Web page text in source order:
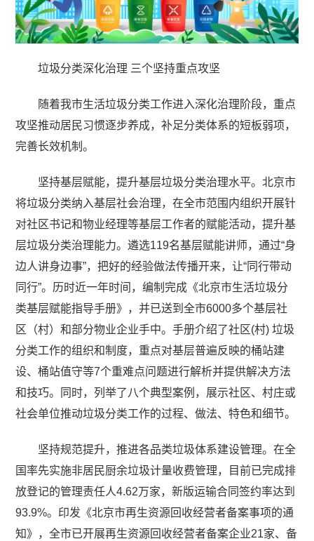
垃圾分类深化治理 三个坚持重点攻坚
随着我市生活垃圾分类工作进入深化治理阶段，重点
攻坚推动居民习惯逐步养成，补足分类体系的短板弱项，
完善长效机制。
坚持基层赋能，提升基层垃圾分类治理水平。北京市
将垃圾分类纳入基层社会治理，在全市范围内组织开展针
对社区书记和物业经理等基层工作者的赋能活动，提升基
层垃圾分类治理能力。遴选119名基层赋能讲师，通过“身
边人讲身边事”，把好的经验做法传播开来，让“同行带动
同行”。历时近一年时间，编制完成《北京市生活垃圾分
类基层赋能指导手册》，并已送到全市6000多个基层社
区（村）和部分物业企业手中。手册介绍了社区(村) 垃圾
分类工作的组织和制度，重点对基层普遍反映的桶站建
设、桶站值守等7个重难点问题进行解析并提供解决方法
和技巧。同时，列举了八个典型案例，展示社区、村庄或
社会单位推动垃圾分类工作的过程、做法、特色和细节。
坚持规范提升，推进各品类垃圾体系建设管理。在全
国率先实施非居民厨余垃圾计量收费管理，目前已完成排
放登记的管理责任人4.62万家，新版运输合同签约率达到
93.9%。印发《北京市再生资源回收经营者备案事项的通
知》，全市已开展再生资源回收经营者备案企业21家、备